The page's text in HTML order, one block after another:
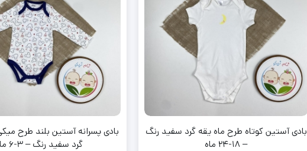
بادی آستین کوتاه طرح ماه یقه گرد سفید رنگ
– 18-24 ماه
بادی پسرانه آستین بلند طرح
گرد سفید رنگ – 3-6 ماه